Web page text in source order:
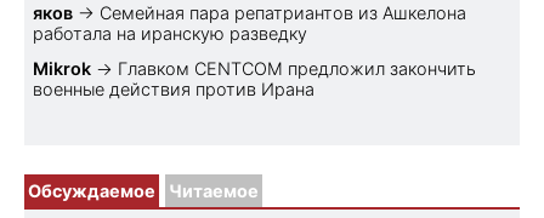
яков → Семейная пара репатриантов из Ашкелона
работала на иранскую разведку
Mikrok → Главком CENTCOM предложил закончить
военные действия против Ирана
Обсуждаемое Читаемое